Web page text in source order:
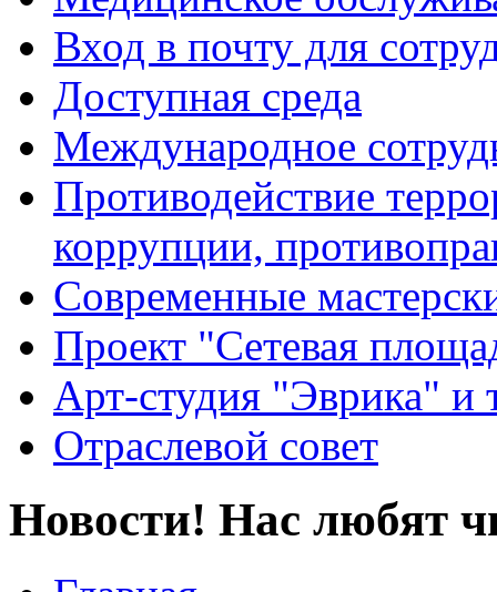
Вход в почту для
Доступная среда
Международное
Противодействие
коррупции,
Современные
Проект "Сетевая
Арт-студия "Эврика" и
Отраслевой совет
Новости! Нас любят